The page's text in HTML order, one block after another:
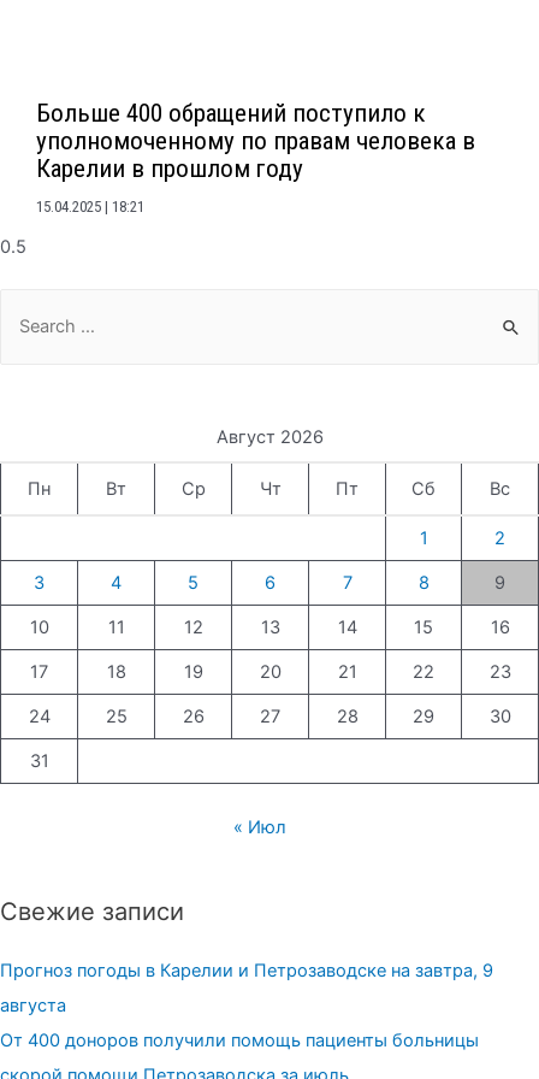
Больше 400 обращений поступило к
уполномоченному по правам человека в
Карелии в прошлом году
15.04.2025 18:21
for:
Август 2026
Пн Вт Ср Чт Пт Сб Вс
1 2
3 4 5 6 7 8 9
10 11 12 13 14 15 16
17 18 19 20 21 22 23
24 25 26 27 28 29 30
31
« Июл
Свежие записи
Прогноз погоды в Карелии и Петрозаводске на завтра, 9
августа
От 400 доноров получили помощь пациенты больницы